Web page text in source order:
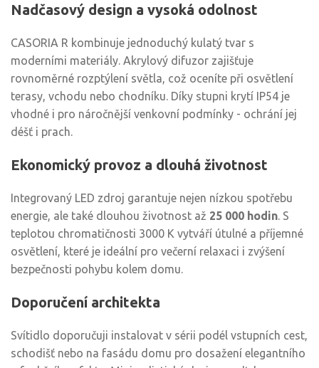
Nadčasový design a vysoká odolnost
CASORIA R kombinuje jednoduchý kulatý tvar s
moderními materiály. Akrylový difuzor zajišťuje
rovnoměrné rozptýlení světla, což oceníte při osvětlení
terasy, vchodu nebo chodníku. Díky stupni krytí IP54 je
vhodné i pro náročnější venkovní podmínky - ochrání jej
déšť i prach.
Ekonomický provoz a dlouhá životnost
Integrovaný LED zdroj garantuje nejen nízkou spotřebu
energie, ale také dlouhou životnost až 25 000 hodin. S
teplotou chromatičnosti 3000 K vytváří útulné a příjemné
osvětlení, které je ideální pro večerní relaxaci i zvýšení
bezpečnosti pohybu kolem domu.
Doporučení architekta
Svítidlo doporučuji instalovat v sérii podél vstupních cest,
schodišť nebo na fasádu domu pro dosažení elegantního